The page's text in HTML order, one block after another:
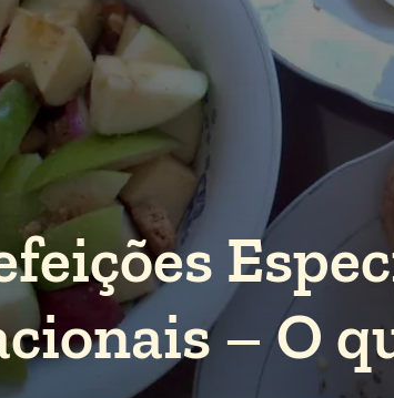
– O